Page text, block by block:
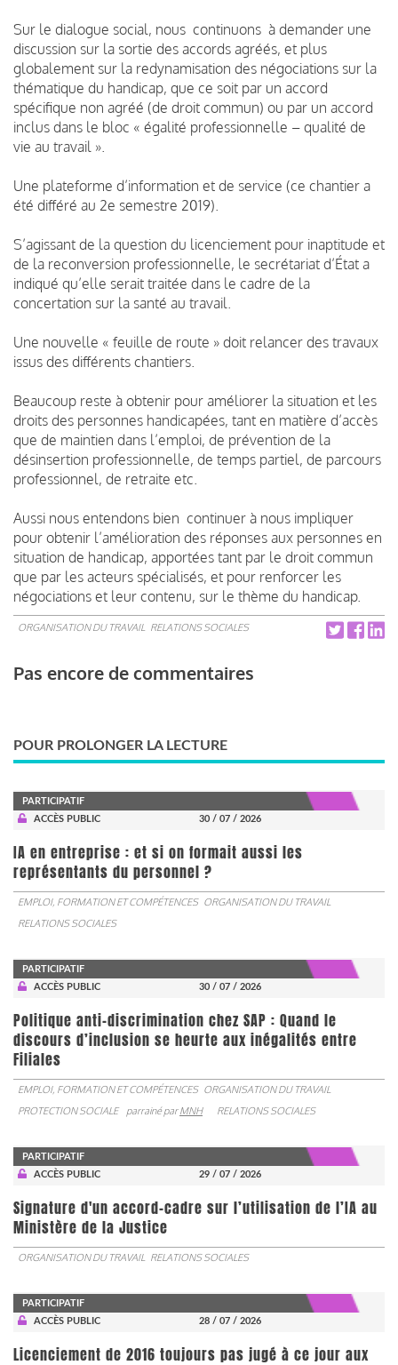
Sur le dialogue social, nous continuons à demander une
discussion sur la sortie des accords agréés, et plus
globalement sur la redynamisation des négociations sur la
thématique du handicap, que ce soit par un accord
spécifique non agréé (de droit commun) ou par un accord
inclus dans le bloc « égalité professionnelle – qualité de
vie au travail ».
Une plateforme d’information et de service (ce chantier a
été différé au 2e semestre 2019).
S’agissant de la question du licenciement pour inaptitude et
de la reconversion professionnelle, le secrétariat d’État a
indiqué qu’elle serait traitée dans le cadre de la
concertation sur la santé au travail.
Une nouvelle « feuille de route » doit relancer des travaux
issus des différents chantiers.
Beaucoup reste à obtenir pour améliorer la situation et les
droits des personnes handicapées, tant en matière d’accès
que de maintien dans l’emploi, de prévention de la
désinsertion professionnelle, de temps partiel, de parcours
professionnel, de retraite etc.
Aussi nous entendons bien continuer à nous impliquer
pour obtenir l’amélioration des réponses aux personnes en
situation de handicap, apportées tant par le droit commun
que par les acteurs spécialisés, et pour renforcer les
négociations et leur contenu, sur le thème du handicap.
ORGANISATION DU TRAVAIL RELATIONS SOCIALES
Pas encore de commentaires
POUR PROLONGER LA LECTURE
PARTICIPATIF
ACCÈS PUBLIC
30 / 07 / 2026
IA en entreprise : et si on formait aussi les
représentants du personnel ?
EMPLOI, FORMATION ET COMPÉTENCES ORGANISATION DU TRAVAIL
RELATIONS SOCIALES
PARTICIPATIF
ACCÈS PUBLIC
30 / 07 / 2026
Politique anti-discrimination chez SAP : Quand le
discours d’inclusion se heurte aux inégalités entre
Filiales
EMPLOI, FORMATION ET COMPÉTENCES ORGANISATION DU TRAVAIL
PROTECTION SOCIALE
parrainé parMNH RELATIONS SOCIALES
PARTICIPATIF
ACCÈS PUBLIC
29 / 07 / 2026
Signature d'un accord-cadre sur l’utilisation de l’IA au
Ministère de la Justice
ORGANISATION DU TRAVAIL RELATIONS SOCIALES
PARTICIPATIF
ACCÈS PUBLIC
28 / 07 / 2026
Licenciement de 2016 toujours pas jugé à ce jour aux